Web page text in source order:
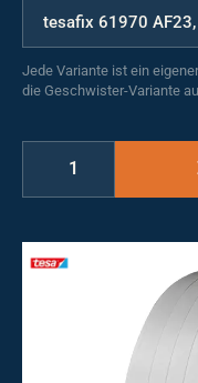
Jede Variante ist ein
die Geschwister-Variante